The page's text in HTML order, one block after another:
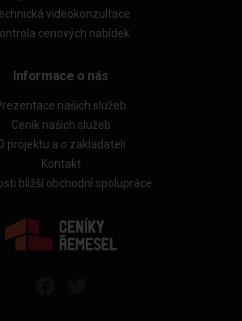
videokonzultace
cenových nabídek
Informace o nás
našich služeb
Ceník našich služeb
projektu a o zakladateli
Kontakt
bližší obchodní spolupráce